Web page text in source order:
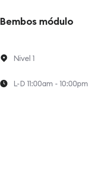
Bembos módulo
Nivel 1
L-D 11:00am - 10:00pm